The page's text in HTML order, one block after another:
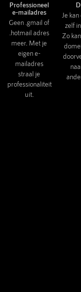
Professioneel
e-mailadres
Geen .gmail of
.hotmail adres
meer. Met je
eigen e-
mailadres
straal je
professionaliteit
uit.
Je
zelf
Zo